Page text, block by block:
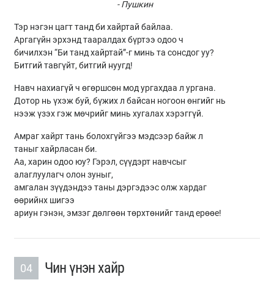
- Пушкин
Тэр нэгэн цагт танд би хайртай байлаа.
Аргагүйн эрхэнд тааралдах бүртээ одоо ч
бичилхэн “Би танд хайртай”-г минь та сонсдог уу?
Битгий тавгүйт, битгий нуугд!
Навч нахиагүй ч өгөршсөн мод ургахдаа л ургана.
Дотор нь үхэж буй, бүжих л байсан ногоон өнгийг нь
нээж үзэх гэж мөчрийг минь хугалах хэрэггүй.
Амраг хайрт тань болохгүйгээ мэдсээр байж л
таныг хайрласан би.
Аа, харин одоо юу? Гэрэл, сүүдэрт навчсыг
алаглуулагч олон зуныг,
амгалан зүүдэндээ таны дэргэдээс олж хардаг
өөрийнх шигээ
ариун гэнэн, эмзэг дөлгөөн төрхтөнийг танд ерөөе!
04 Чин үнэн хайр